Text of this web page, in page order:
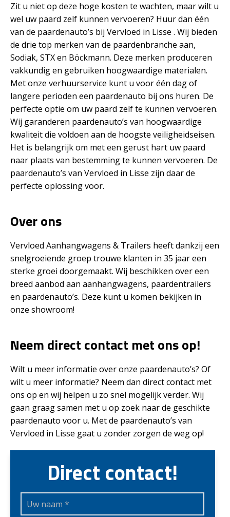
Zit u niet op deze hoge kosten te wachten, maar wilt u
wel uw paard zelf kunnen vervoeren? Huur dan één
van de paardenauto’s bij Vervloed in Lisse . Wij bieden
de drie top merken van de paardenbranche aan,
Sodiak, STX en Böckmann. Deze merken produceren
vakkundig en gebruiken hoogwaardige materialen.
Met onze verhuurservice kunt u voor één dag of
langere perioden een paardenauto bij ons huren. De
perfecte optie om uw paard zelf te kunnen vervoeren.
Wij garanderen paardenauto’s van hoogwaardige
kwaliteit die voldoen aan de hoogste veiligheidseisen.
Het is belangrijk om met een gerust hart uw paard
naar plaats van bestemming te kunnen vervoeren. De
paardenauto’s van Vervloed in Lisse zijn daar de
perfecte oplossing voor.
Over ons
Vervloed Aanhangwagens & Trailers heeft dankzij een
snelgroeiende groep trouwe klanten in 35 jaar een
sterke groei doorgemaakt. Wij beschikken over een
breed aanbod aan aanhangwagens, paardentrailers
en paardenauto’s. Deze kunt u komen bekijken in
onze showroom!
Neem direct contact met ons op!
Wilt u meer informatie over onze paardenauto’s? Of
wilt u meer informatie? Neem dan direct contact met
ons op en wij helpen u zo snel mogelijk verder. Wij
gaan graag samen met u op zoek naar de geschikte
paardenauto voor u. Met de paardenauto’s van
Vervloed in Lisse gaat u zonder zorgen de weg op!
Direct contact!